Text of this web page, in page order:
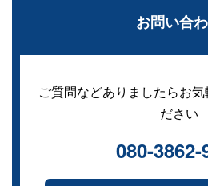
お問い合
ご質問などありましたらお
ださい
080-3862-